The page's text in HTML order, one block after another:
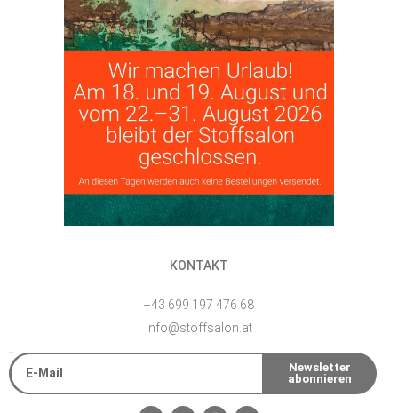
KONTAKT
+43 699 197 476 68
info@stoffsalon.at
Newsletter
abonnieren